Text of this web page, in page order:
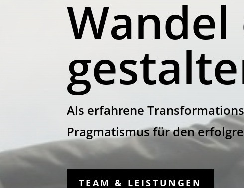
Als erfahrene
Pragmatismus für den
TEAM & LEISTUNGEN